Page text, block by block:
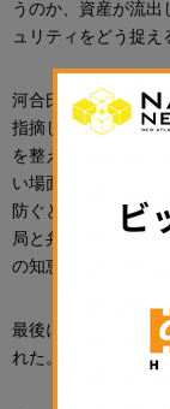
うのか、資産が流
ュリティをどう捉え
河合氏も、DeFiや
指摘した。伝統金融
を整えることが前
い場面がある。河合
防ぐという最終的な
局と弁護士だけで
の知恵を集める必要
最後に、金商法移行
れた。